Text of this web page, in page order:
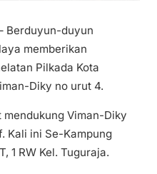
Berduyun-duyun
memberikan
Pilkada Kota
Diky no urut 4.
Viman-Diky
Kali ini Se-Kampung
1 RW Kel. Tuguraja.